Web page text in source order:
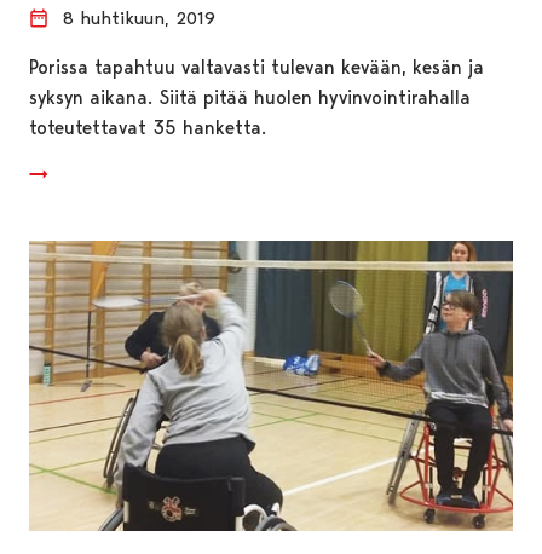
8 huhtikuun, 2019
Porissa tapahtuu valtavasti tulevan kevään, kesän ja
syksyn aikana. Siitä pitää huolen hyvinvointirahalla
toteutettavat 35 hanketta.